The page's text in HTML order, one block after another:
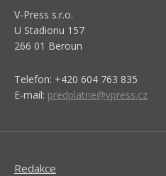
V-Press s.r.o.
U Stadionu 157
266 01 Beroun
Telefon: +420 604 763 835
E-mail: predplatne@vpress.cz
Redakce